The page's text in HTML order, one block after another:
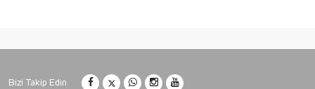
Bizi Takip Edin